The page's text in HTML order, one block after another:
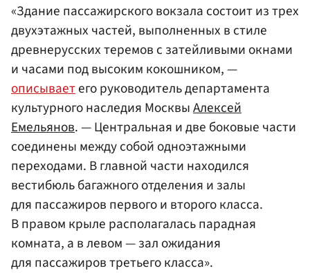
«Здание пассажирского вокзала состоит из трех
двухэтажных частей, выполненных в стиле
древнерусских теремов с затейливыми окнами
и часами под высоким кокошником, —
описываетего руководитель департамента
культурного наследия МосквыАлексей
Емельянов. — Центральная и две боковые части
соединены между собой одноэтажными
переходами. В главной части находился
вестибюль багажного отделения и залы
для пассажиров первого и второго класса.
В правом крыле располагалась парадная
комната, а в левом — зал ожидания
для пассажиров третьего класса».